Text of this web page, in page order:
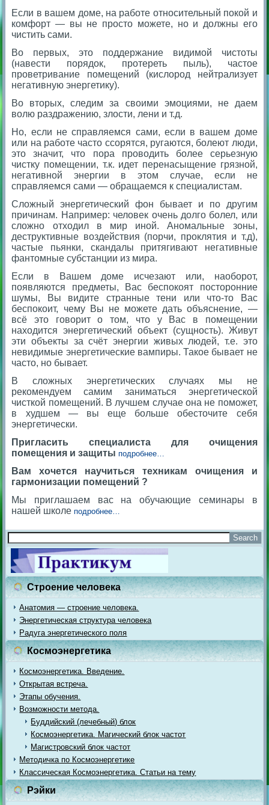
Если в вашем доме, на работе относительный покой и
комфорт — вы не просто можете, но и должны его
чистить сами.
Во первых, это поддержание видимой чистоты
(навести порядок, протереть пыль), частое
проветривание помещений (кислород нейтрализует
негативную энергетику).
Во вторых, следим за своими эмоциями, не даем
волю раздражению, злости, лени и т.д.
Но, если не справляемся сами, если в вашем доме
или на работе часто ссорятся, ругаются, болеют люди,
это значит, что пора проводить более серьезную
чистку помещении, т.к. идет перенасыщение грязной,
негативной энергии в этом случае, если не
справляемся сами — обращаемся к специалистам.
Сложный энергетический фон бывает и по другим
причинам. Например: человек очень долго болел, или
сложно отходил в мир иной. Аномальные зоны,
деструктивные воздействия (порчи, проклятия и т.д),
частые пьянки, скандалы притягивают негативные
фантомные субстанции из мира.
Если в Вашем доме исчезают или, наоборот,
появляются предметы, Вас беспокоят посторонние
шумы, Вы видите странные тени или что-то Вас
беспокоит, чему Вы не можете дать объяснение, —
всё это говорит о том, что у Вас в помещении
находится энергетический объект (сущность). Живут
эти объекты за счёт энергии живых людей, т.е. это
невидимые энергетические вампиры. Такое бывает не
часто, но бывает.
В сложных энергетических случаях мы не
рекомендуем самим заниматься энергетической
чисткой помещений. В лучшем случае она не поможет,
в худшем — вы еще больше обесточите себя
энергетически.
Пригласить специалиста для очищения
помещения и защиты подробнее…
Вам хочется научиться техникам очищения и
гармонизации помещений ?
Мы приглашаем вас на обучающие семинары в
нашей школе подробнее…
Строение человека
Анатомия — строение человека.
Энергетическая структура человека
Радуга энергетического поля
Космоэнергетика
Космоэнергетика. Введение.
Открытая встреча.
Этапы обучения.
Возможности метода.
Буддийский (лечебный) блок
Космоэнергетика. Магический блок частот
Магистровский блок частот
Методичка по Космоэнергетике
Классическая Космоэнергетика. Статьи на тему
Рэйки